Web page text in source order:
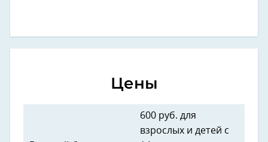
Цены
600 руб. для
взрослых и детей с